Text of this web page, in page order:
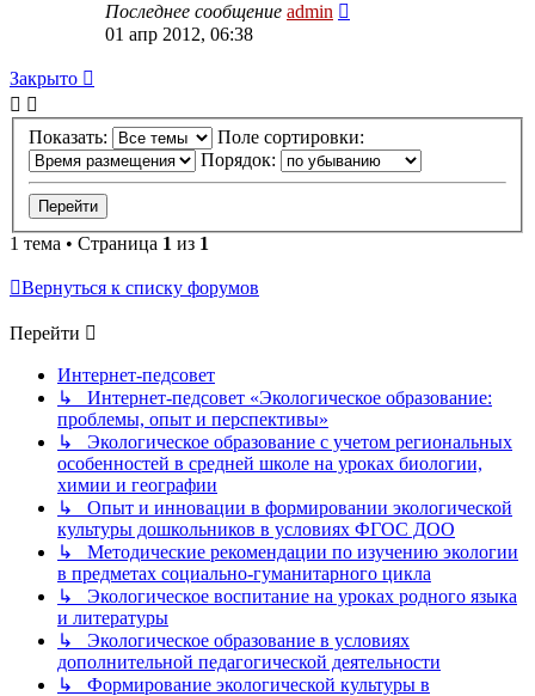
Последнее сообщение admin
01 апр 2012, 06:38
Закрыто
Показать:
Поле сортировки:
Порядок:
1 тема • Страница 1 из 1
Вернуться к списку форумов
Перейти
Интернет-педсовет
↳ Интернет-педсовет «Экологическое образование:
проблемы, опыт и перспективы»
↳ Экологическое образование с учетом региональных
особенностей в средней школе на уроках биологии,
химии и географии
↳ Опыт и инновации в формировании экологической
культуры дошкольников в условиях ФГОС ДОО
↳ Методические рекомендации по изучению экологии
в предметах социально-гуманитарного цикла
↳ Экологическое воспитание на уроках родного языка
и литературы
↳ Экологическое образование в условиях
дополнительной педагогической деятельности
↳ Формирование экологической культуры в